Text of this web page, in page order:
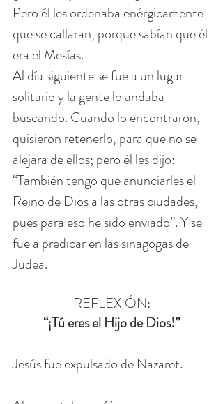
Pero él les ordenaba enérgicamente
que se callaran, porque sabían que él
era el Mesías.
Al día siguiente se fue a un lugar
solitario y la gente lo andaba
buscando. Cuando lo encontraron,
quisieron retenerlo, para que no se
alejara de ellos; pero él les dijo:
“También tengo que anunciarles el
Reino de Dios a las otras ciudades,
pues para eso he sido enviado”. Y se
fue a predicar en las sinagogas de
Judea.
REFLEXIÓN:
“¡Tú eres el Hijo de Dios!”
Jesús fue expulsado de Nazaret.